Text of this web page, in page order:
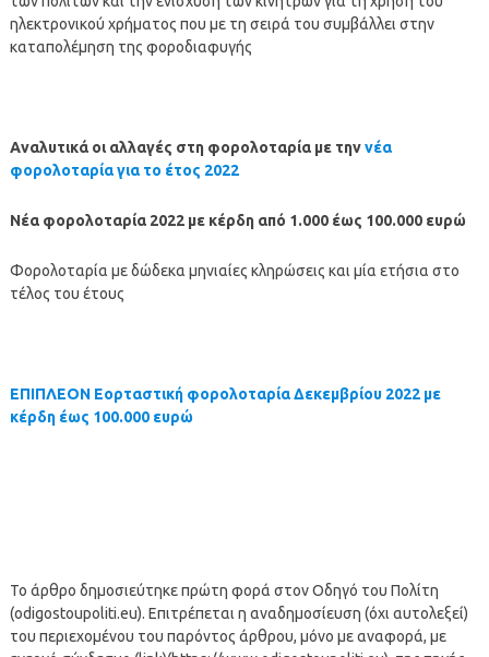
ηλεκτρονικού χρήματος που με τη σειρά του συμβάλλει στην
καταπολέμηση της φοροδιαφυγής
Αναλυτικά οι αλλαγές στη φορολοταρία με τηννέα
φορολοταρία για το έτος 2022
Νέα φορολοταρία 2022 με κέρδη από 1.000 έως 100.000 ευρώ
Φορολοταρία με δώδεκα μηνιαίες κληρώσεις και μία ετήσια στο
τέλος του έτους
ΕΠΙΠΛΕΟΝ Εορταστική φορολοταρία Δεκεμβρίου 2022 με
κέρδη έως 100.000 ευρώ
Το άρθρο δημοσιεύτηκε πρώτη φορά στον Οδηγό του Πολίτη
(odigostoupoliti.eu). Επιτρέπεται η αναδημοσίευση (όχι αυτολεξεί)
του περιεχομένου του παρόντος άρθρου, μόνο με αναφορά, με